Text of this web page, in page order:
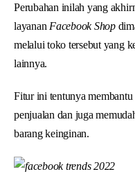
Perubahan inilah yang
layanan Facebook Shop
melalui toko tersebut yang
lainnya.
Fitur ini tentunya
penjualan dan juga
barang keinginan.